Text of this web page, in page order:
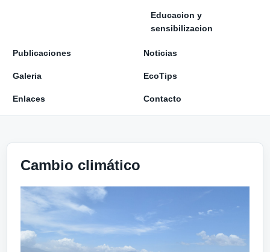
Educacion y
sensibilizacion
Publicaciones Noticias
Galeria EcoTips
Enlaces Contacto
Cambio climático